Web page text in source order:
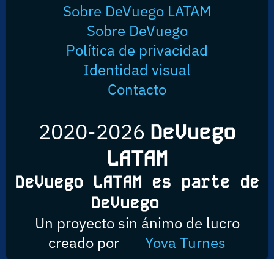
Sobre DeVuego LATAM
Sobre DeVuego
Política de privacidad
Identidad visual
Contacto
2020-2026 DeVuego
LATAM
DeVuego LATAM es parte de
DeVuego
Un proyecto sin ánimo de lucro
creado por
Yova Turnes